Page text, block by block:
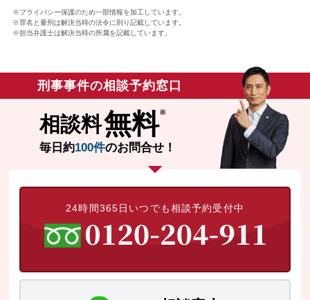
※プライバシー保護のため一部情報を加工しています。
※罪名と量刑は解決当時の法令に則り記載しています。
※担当弁護士は解決当時の所属を記載しています。
刑事事件の相談予約窓口
相談料無料
毎日約100件のお問合せ！
24時間365日いつでも相談予約受付中